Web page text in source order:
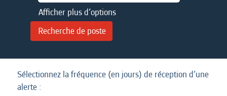
Afficher plus d’options
Sélectionnez la fréquence (en jours) de réception d’une
alerte :